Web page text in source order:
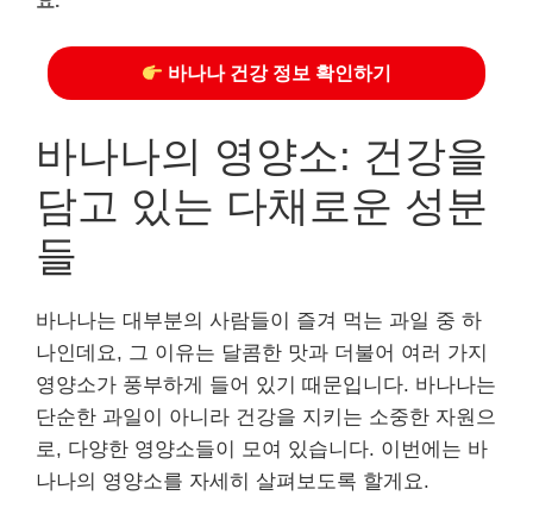
바나나 건강 정보 확인하기
바나나의 영양소: 건강을
담고 있는 다채로운 성분
들
바나나는 대부분의 사람들이 즐겨 먹는 과일 중 하
나인데요, 그 이유는 달콤한 맛과 더불어 여러 가지
영양소가 풍부하게 들어 있기 때문입니다. 바나나는
단순한 과일이 아니라 건강을 지키는 소중한 자원으
로, 다양한 영양소들이 모여 있습니다. 이번에는 바
나나의 영양소를 자세히 살펴보도록 할게요.